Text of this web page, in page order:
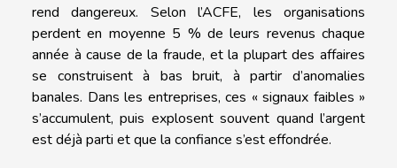
rend dangereux. Selon l’ACFE, les organisations
perdent en moyenne 5 % de leurs revenus chaque
année à cause de la fraude, et la plupart des affaires
se construisent à bas bruit, à partir d’anomalies
banales. Dans les entreprises, ces « signaux faibles »
s’accumulent, puis explosent souvent quand l’argent
est déjà parti et que la confiance s’est effondrée.